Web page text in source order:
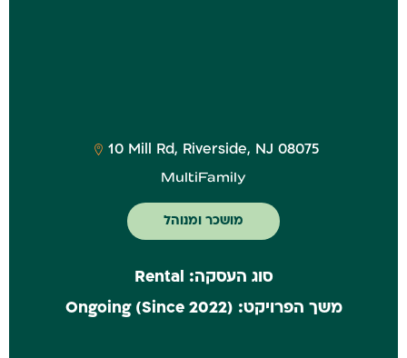
‎10 Mill Rd, Riverside, NJ 08075
MultiFamily
מושכר ומנוהל
סוג העסקה:
Rental
משך הפרויקט: (Ongoing (Since 2022